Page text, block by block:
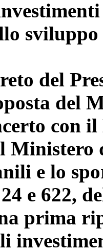
sviluppo
del
del
con
Ministero
e lo
e 622,
prima